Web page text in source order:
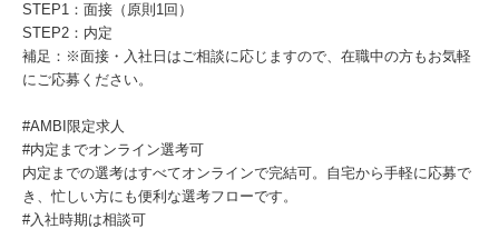
STEP1：面接（原則1回）
STEP2：内定
補足：※面接・入社日はご相談に応じますので、在職中の方もお気軽
にご応募ください。
#AMBI限定求人
#内定までオンライン選考可
内定までの選考はすべてオンラインで完結可。自宅から手軽に応募で
き、忙しい方にも便利な選考フローです。
#入社時期は相談可